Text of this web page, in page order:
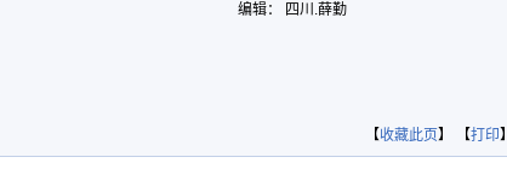
编辑： 四川.薛勤
【收藏此页】 【打印】